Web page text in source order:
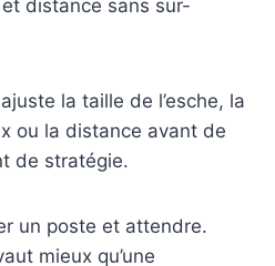
distance sans sur-
la taille de l’esche, la
ou la distance avant de
de stratégie.
un poste et attendre.
mieux qu’une